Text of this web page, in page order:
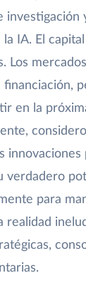
IA. El
Los
en la
verdadero
para